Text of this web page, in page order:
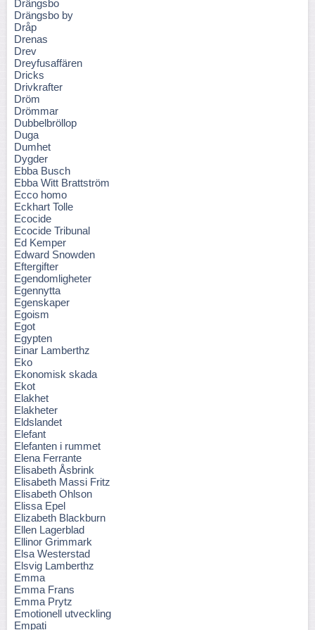
Drängsbo
Drängsbo by
Dråp
Drenas
Drev
Dreyfusaffären
Dricks
Drivkrafter
Dröm
Drömmar
Dubbelbröllop
Duga
Dumhet
Dygder
Ebba Busch
Ebba Witt Brattström
Ecco homo
Eckhart Tolle
Ecocide
Ecocide Tribunal
Ed Kemper
Edward Snowden
Eftergifter
Egendomligheter
Egennytta
Egenskaper
Egoism
Egot
Egypten
Einar Lamberthz
Eko
Ekonomisk skada
Ekot
Elakhet
Elakheter
Eldslandet
Elefant
Elefanten i rummet
Elena Ferrante
Elisabeth Åsbrink
Elisabeth Massi Fritz
Elisabeth Ohlson
Elissa Epel
Elizabeth Blackburn
Ellen Lagerblad
Ellinor Grimmark
Elsa Westerstad
Elsvig Lamberthz
Emma
Emma Frans
Emma Prytz
Emotionell utveckling
Empati